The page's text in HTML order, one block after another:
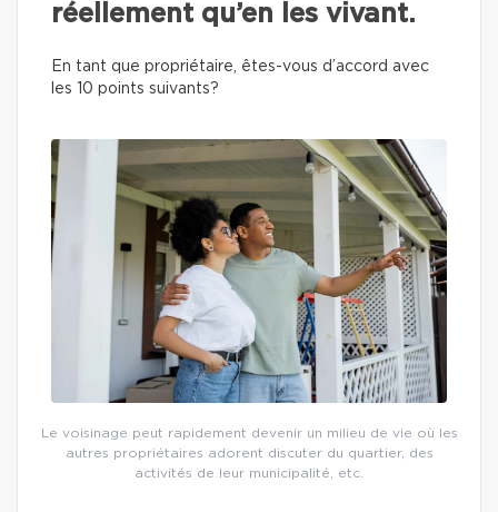
réellement qu’en les vivant.
En tant que propriétaire, êtes-vous d’accord avec
les 10 points suivants?
Le voisinage peut rapidement devenir un milieu de vie où les
autres propriétaires adorent discuter du quartier, des
activités de leur municipalité, etc.